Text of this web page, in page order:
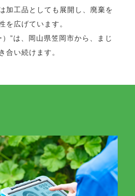
加工品としても展開し、廃棄を
を広げています。
”は、岡山県笠岡市から、まじ
合い続けます。